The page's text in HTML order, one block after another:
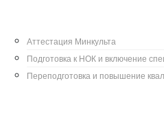
Аттестация Минкульта
Подготовка к НОК и включение
Переподготовка и повышение
пересматривать
стратегическое решение,
требований